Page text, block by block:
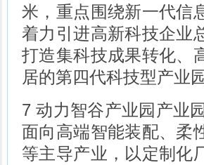
米，重点围绕新一代信
着力引进高新科技企业
打造集科技成果转化、
居的第四代科技型产业园
7 动力智谷产业园产业
面向高端智能装配、柔
等主导产业，以定制化